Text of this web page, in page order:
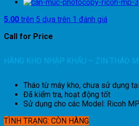
5.00 trên 5 dựa trên 1 đánh giá
Call for Price
HÀNG KHO NHẬP KHẨU – ZIN THÁO
Tháo từ máy kho, chưa sử dụng
Đã kiểm tra, hoạt động tốt
Sử dụng cho các Model: Ricoh
TÌNH TRẠNG: CÒN HÀNG